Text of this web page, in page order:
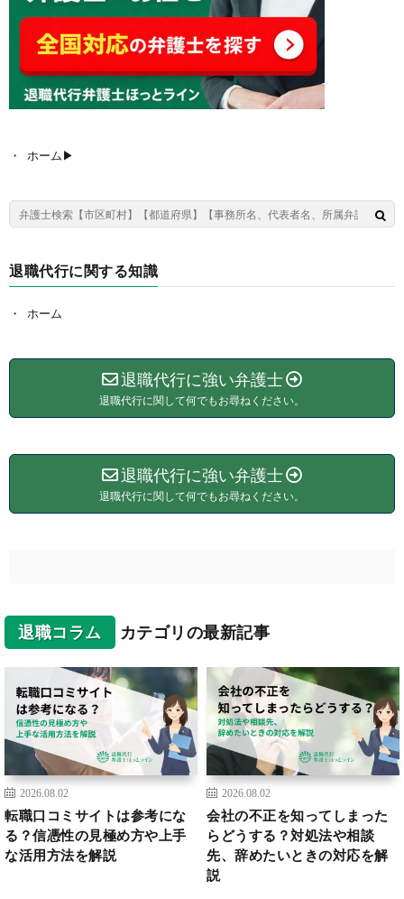
ホーム▶︎
退職代行に関する知識
ホーム
退職代行に強い弁護士
退職代行に関して何でもお尋ねください。
退職代行に強い弁護士
退職代行に関して何でもお尋ねください。
退職コラム カテゴリの最新記事
2026.08.02
転職口コミサイトは参考にな
る？信憑性の見極め方や上手
な活用方法を解説
2026.08.02
会社の不正を知ってしまった
らどうする？対処法や相談
先、辞めたいときの対応を解
説